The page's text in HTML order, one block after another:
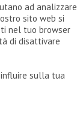
ad analizzare
sito web si
nel tuo browser
di disattivare
sulla tua